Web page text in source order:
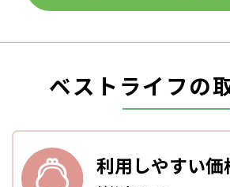
ベストライフの
利用しやすい価